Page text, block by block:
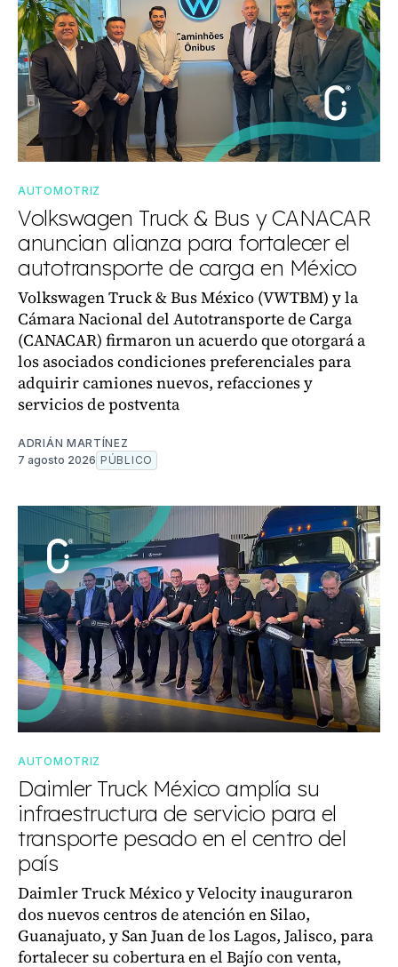
AUTOMOTRIZ
Volkswagen Truck & Bus y CANACAR
anuncian alianza para fortalecer el
autotransporte de carga en México
Volkswagen Truck & Bus México (VWTBM) y la
Cámara Nacional del Autotransporte de Carga
(CANACAR) firmaron un acuerdo que otorgará a
los asociados condiciones preferenciales para
adquirir camiones nuevos, refacciones y
servicios de postventa
ADRIÁN MARTÍNEZ
7 agosto 2026 PÚBLICO
AUTOMOTRIZ
Daimler Truck México amplía su
infraestructura de servicio para el
transporte pesado en el centro del
país
Daimler Truck México y Velocity inauguraron
dos nuevos centros de atención en Silao,
Guanajuato, y San Juan de los Lagos, Jalisco, para
fortalecer su cobertura en el Bajío con venta,